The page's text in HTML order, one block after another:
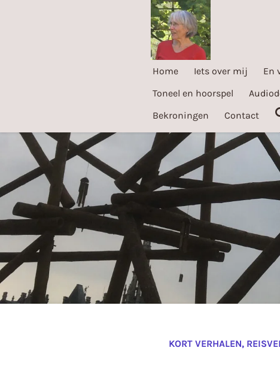
Home Iets over mij En
Toneel en hoorspel
Bekroningen
Contact
KORT VERHALEN,